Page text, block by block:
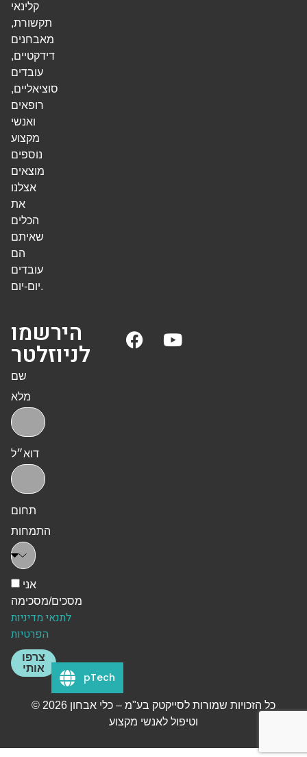
קלינאי
תקשורת,
מאבחנים
דידקטיים,
עובדים
סוציאליים,
רופאים
ואנשי
מקצוע
נוספים
מוצאים
אצלנו
את
הכלים
שאיתם
הם
עובדים
יום-יום.
הירשמו
לניוזלטר
שם
מלא
דוא״ל
תחום
התמחות
אני
מסכים/מסכימה
לתנאי מדיניות
הפרטיות
צרפו
אותי
© 2026 כל הזכויות שמורות לסייקטק בע"מ – כלי אבחון
וטיפול לאנשי מקצוע
pTech